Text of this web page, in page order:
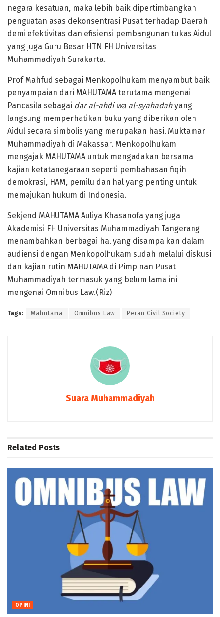
negara kesatuan, maka lebih baik dipertimbangkan
penguatan asas dekonsentrasi Pusat terhadap Daerah
demi efektivitas dan efisiensi pembangunan tukas Aidul
yang juga Guru Besar HTN FH Universitas
Muhammadiyah Surakarta.
Prof Mahfud sebagai Menkopolhukam menyambut baik
penyampaian dari MAHUTAMA terutama mengenai
Pancasila sebagai dar al-ahdi wa al-syahadahyang
langsung memperhatikan buku yang diberikan oleh
Aidul secara simbolis yang merupakan hasil Muktamar
Muhammadiyah di Makassar. Menkopolhukam
mengajak MAHUTAMA untuk mengadakan bersama
kajian ketatanegaraan seperti pembahasan fiqih
demokrasi, HAM, pemilu dan hal yang penting untuk
memajukan hukum di Indonesia.
Sekjend MAHUTAMA Auliya Khasanofa yang juga
Akademisi FH Universitas Muhammadiyah Tangerang
menambahkan berbagai hal yang disampaikan dalam
audiensi dengan Menkopolhukam sudah melalui diskusi
dan kajian rutin MAHUTAMA di Pimpinan Pusat
Muhammadiyah termasuk yang belum lama ini
mengenai Omnibus Law.(Riz)
Tags: Mahutama Omnibus Law Peran Civil Society
Suara Muhammadiyah
Related Posts
OPINI